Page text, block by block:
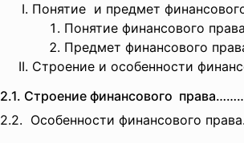
Понятие и предмет
Понятие финансового
Предмет финансового
Строение и особенности
2.1. Строение финансового
2.2. Особенности финансового